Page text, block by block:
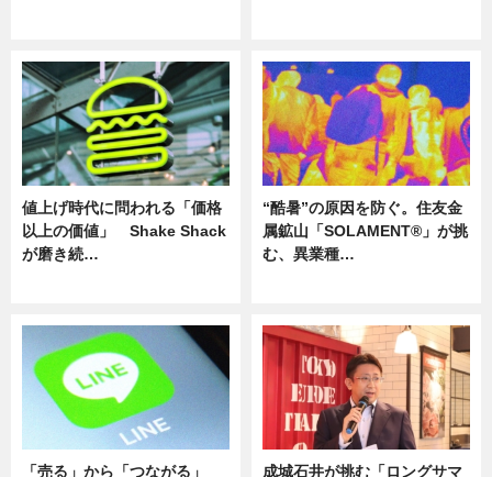
値上げ時代に問われる「価格
以上の価値」 Shake Shack
が磨き続…
“酷暑”の原因を防ぐ。住友金
属鉱山「SOLAMENT®」が挑
む、異業種…
「売る」から「つながる」
成城石井が挑む「ロングサマ